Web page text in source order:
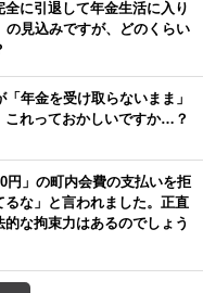
全に引退して年金生活に入り
の見込みですが、どのくらい
「年金を受け取らないまま」
これっておかしいですか…？
円」の町内会費の支払いを拒
な」と言われました。正直
な拘束力はあるのでしょう